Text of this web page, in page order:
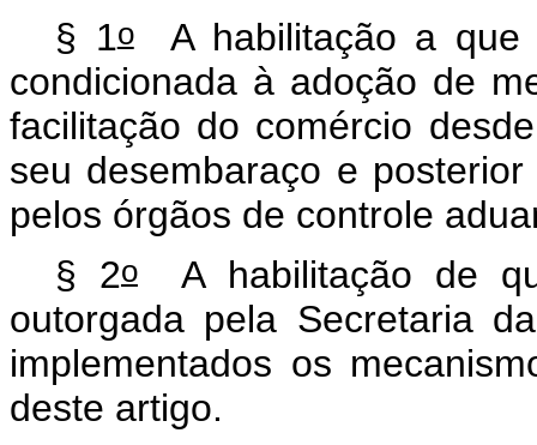
§ 1oA habilitação a que
condicionada à adoção de
facilitação do comércio
seu desembaraço e
pelos órgãos de controle
§ 2oA habilitação de
outorgada pela Secretaria
implementados os
deste artigo.